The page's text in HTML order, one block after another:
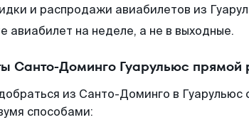
и распродажи авиабилетов из
авиабилет на неделе, а не в выходные.
Санто-Доминго Гуарульюс прямой
из Санто-Доминго в Гуарульюс
способами: